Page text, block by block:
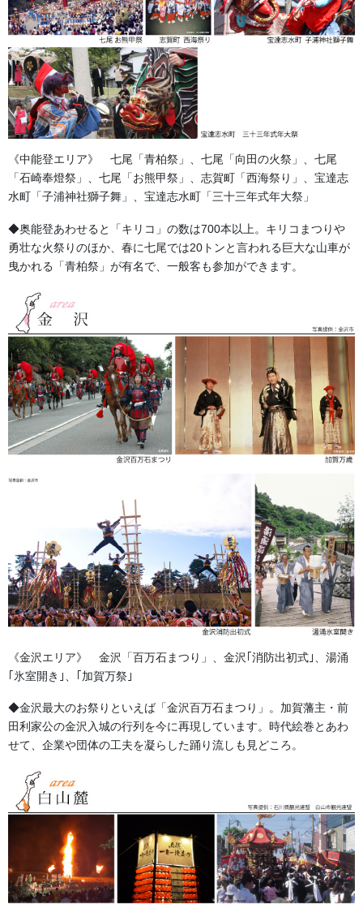
【Ｇポプリン】
平織りの生地でCBポプリンより厚手の木綿素材です。
天竺よりは暑くしっかりした肌ざわりがするオーソドックスな生
地です。
生地が厚めの為用途はさまざまで、「別誂半纏」「のれん」「屋
あります。
応援用の「横断幕」「応援幕」もこの生地を使用されることが多
いです。
【シャークスキン】
織り目が鮫肌のように見えますが柔らかく風合いがある木綿生地
です。
当店の「別誂半纏」標準素材の一つとして使用しております。
【タッサーブロード】
細かい横線が入った素材。半纏などに使用すると柔らかく着やす
い木綿生地です。
既製品などの半纏にも使用されておりスタンダードな綿素材で
【シャンタン】
生地の所々に太糸が一直線に入る。太糸に変化が出て染上がりが
暖簾や座布団カバーなどに広く使用されていますが、節が入った
ように見えるこの素材は、
「別誂半纏」の隠れた人気素材です。
【40ブロード】
薄手の柔らかい木綿生地です。光沢があり高級感ある風合いがで
ます。
半纏や旗、暖簾、幕などにとても多く使用されている生地です。
【60ブロード】
《中能登エリア》 七尾「青柏祭」、七尾「向田の火祭」、七尾
「石崎奉燈祭」、七尾「お熊甲祭」、志賀町「西海祭り」、宝達志
水町「子浦神社獅子舞」、宝達志水町「三十三年式年大祭」
◆奥能登あわせると「キリコ」の数は700本以上。キリコまつりや
勇壮な火祭りのほか、春に七尾では20トンと言われる巨大な山車が
曳かれる「青柏祭」が有名で、一般客も参加ができます。
《金沢エリア》 金沢「百万石まつり」、金沢｢消防出初式｣、湯涌
｢氷室開き｣、｢加賀万祭｣
◆金沢最大のお祭りといえば「金沢百万石まつり」。加賀藩主・前
田利家公の金沢入城の行列を今に再現しています。時代絵巻とあわ
せて、企業や団体の工夫を凝らした踊り流しも見どころ。